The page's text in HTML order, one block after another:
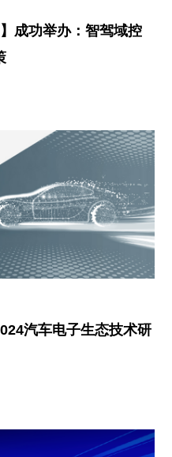
成功举办：智驾域控
汽车电子生态技术研